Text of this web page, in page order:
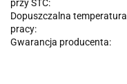
przy STC:
Dopuszczalna temperatura
pracy:
Gwarancja producenta: